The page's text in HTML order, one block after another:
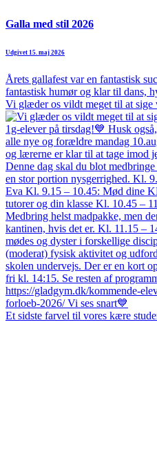
Galla med stil 2026
Udgivet 15. maj 2026
Årets gallafest var en fantastisk
fantastisk humør og klar til dans,
Vi glæder os vildt meget til at sige
Et sidste farvel til vores kære